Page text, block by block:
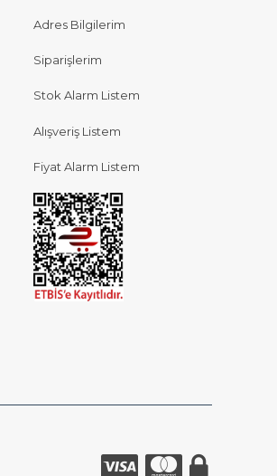
Adres Bilgilerim
Siparişlerim
Stok Alarm Listem
Alışveriş Listem
Fiyat Alarm Listem